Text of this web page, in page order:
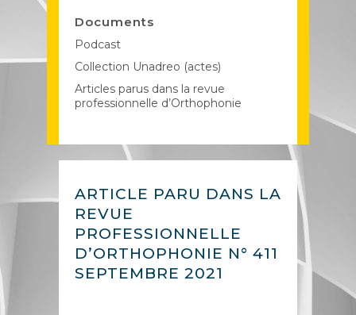
Documents
Podcast
Collection Unadreo (actes)
Articles parus dans la revue
professionnelle d’Orthophonie
ARTICLE PARU DANS LA
REVUE
PROFESSIONNELLE
D’ORTHOPHONIE N° 411
SEPTEMBRE 2021